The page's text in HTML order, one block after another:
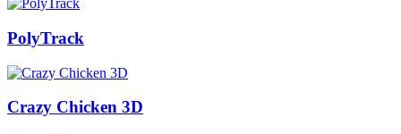
PolyTrack
Crazy Chicken 3D